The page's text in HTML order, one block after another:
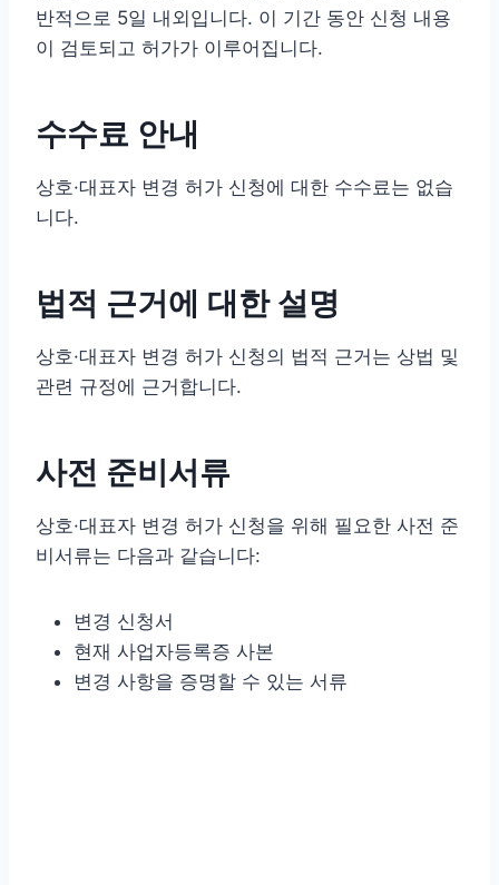
반적으로 5일 내외입니다. 이 기간 동안 신청 내용
이 검토되고 허가가 이루어집니다.
수수료 안내
상호·대표자 변경 허가 신청에 대한 수수료는 없습
니다.
법적 근거에 대한 설명
상호·대표자 변경 허가 신청의 법적 근거는 상법 및
관련 규정에 근거합니다.
사전 준비서류
상호·대표자 변경 허가 신청을 위해 필요한 사전 준
비서류는 다음과 같습니다:
변경 신청서
현재 사업자등록증 사본
변경 사항을 증명할 수 있는 서류